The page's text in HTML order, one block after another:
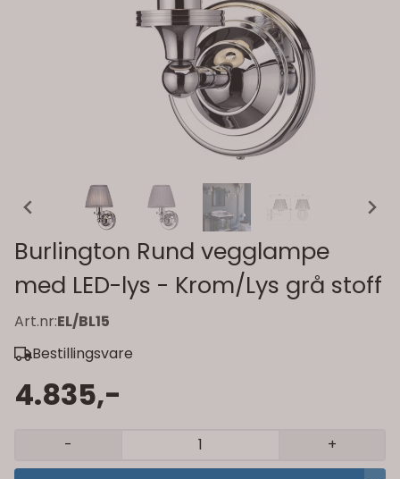
Burlington Rund vegglampe
med LED-lys - Krom/Lys grå stoff
Art.nr:EL/BL15
Bestillingsvare
4.835,-
- +